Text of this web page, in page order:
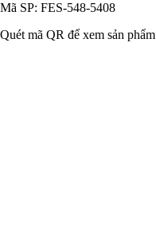
Mã SP: FES-548-5408
Quét mã QR để xem sản